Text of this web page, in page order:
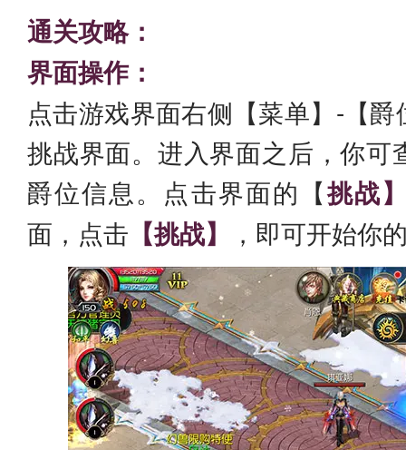
通关攻略：
界面操作：
点击游戏界面右侧【菜单】-【
挑战界面。进入界面之后，你可
爵位信息。点击界面的【挑战
面，点击 【挑战】 ，即可开始你